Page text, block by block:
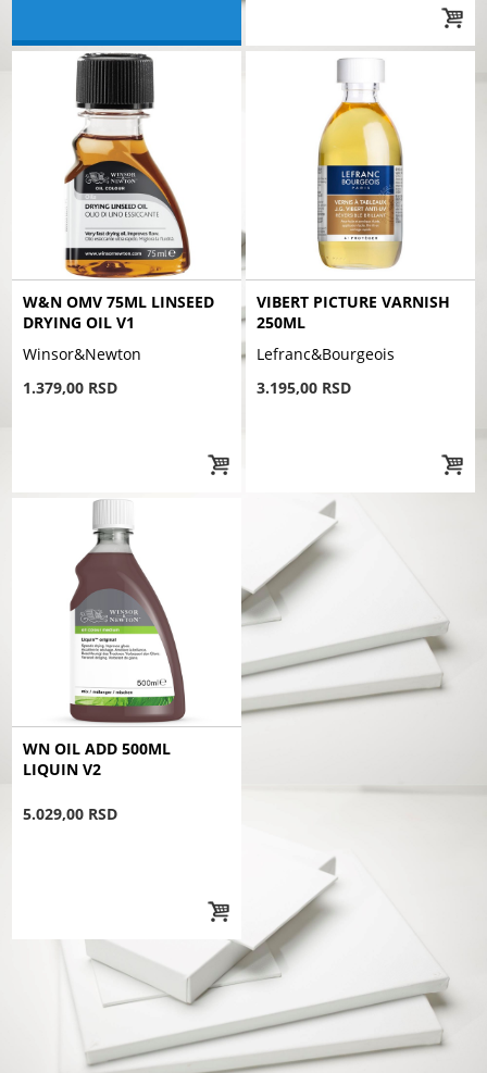
W&N OMV 75ML LINSEED
DRYING OIL V1
Winsor&Newton
1.379,00 RSD
VIBERT PICTURE VARNISH
250ML
Lefranc&Bourgeois
3.195,00 RSD
WN OIL ADD 500ML
LIQUIN V2
5.029,00 RSD